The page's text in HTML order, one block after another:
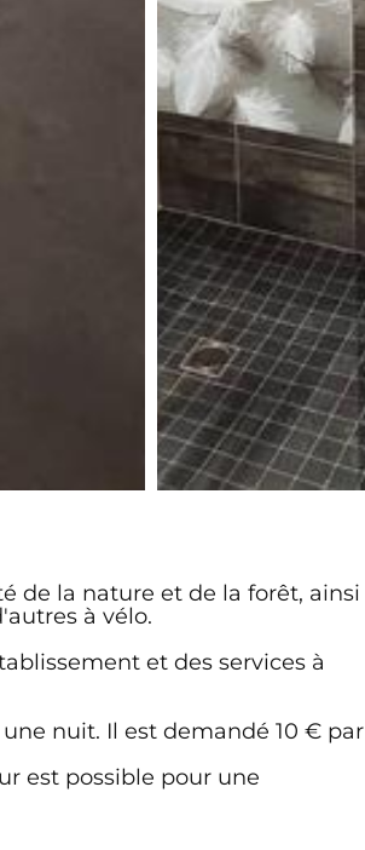
de la nature et de la forêt, ainsi
à vélo.
et des services à
nuit. Il est demandé 10 € par
est possible pour une